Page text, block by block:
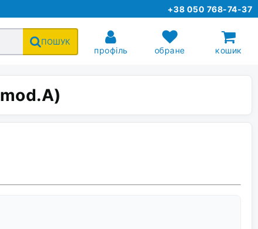
+38 050 768-74-37
ПОШУК
профіль обране кошик